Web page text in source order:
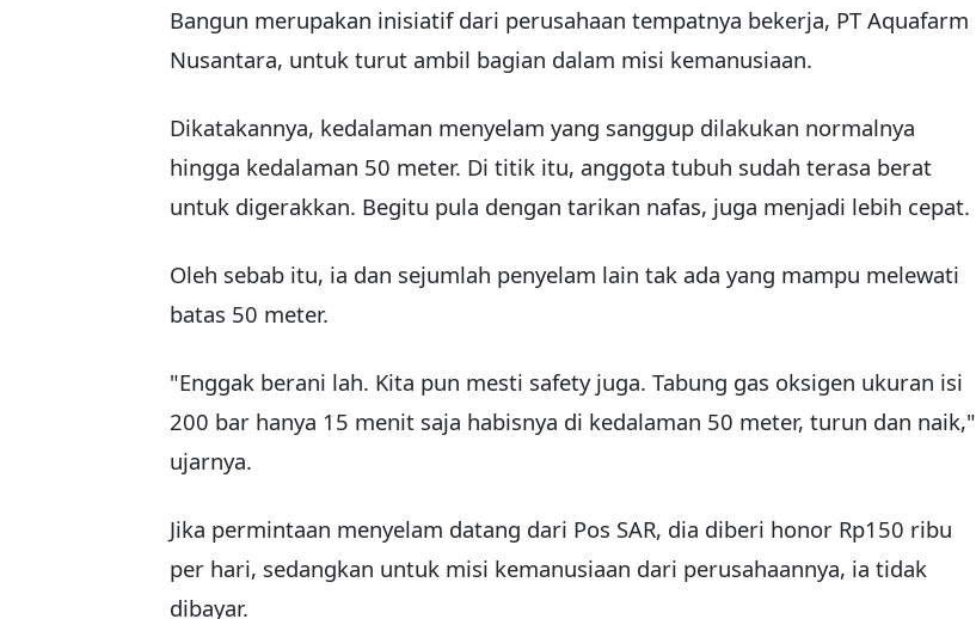
Bangun merupakan inisiatif dari perusahaan tempatnya bekerja, PT Aquafarm
Nusantara, untuk turut ambil bagian dalam misi kemanusiaan.
Dikatakannya, kedalaman menyelam yang sanggup dilakukan normalnya
hingga kedalaman 50 meter. Di titik itu, anggota tubuh sudah terasa berat
untuk digerakkan. Begitu pula dengan tarikan nafas, juga menjadi lebih cepat.
Oleh sebab itu, ia dan sejumlah penyelam lain tak ada yang mampu melewati
batas 50 meter.
"Enggak berani lah. Kita pun mesti safety juga. Tabung gas oksigen ukuran isi
200 bar hanya 15 menit saja habisnya di kedalaman 50 meter, turun dan naik,"
ujarnya.
Jika permintaan menyelam datang dari Pos SAR, dia diberi honor Rp150 ribu
per hari, sedangkan untuk misi kemanusiaan dari perusahaannya, ia tidak
dibayar.